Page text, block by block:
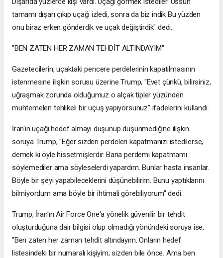
tamamı dışarı çıkıp uçağı izledi, sonra da biz indik Bu yüzden
onu biraz erken gönderdik ve uçak değiştirdik" dedi.
"BEN ZATEN HER ZAMAN TEHDİT ALTINDAYIM"
Gazetecilerin, uçaktaki pencere perdelerinin kapatılmasının
istenmesine ilişkin sorusu üzerine Trump, "Evet çünkü, bilirsiniz,
uğraşmak zorunda olduğumuz o alçak tipler yüzünden
muhtemelen tehlikeli bir uçuş yapıyorsunuz" ifadelerini kullandı.
İran'ın uçağı hedef almayı düşünüp düşünmediğine ilişkin
soruya Trump, "Eğer sizden perdeleri kapatmanızı istedilerse,
demek ki öyle hissetmişlerdir. Bana perdemi kapatmamı
söylemediler ama söyleselerdi yapardım. Bunlar hasta insanlar.
Böyle bir şeyi yapabileceklerini düşünebilirim. Bunu yaptıklarını
bilmiyordum ama böyle bir ihtimali görebiliyorum" dedi.
Trump, İran'ın Air Force One'a yönelik güvenilir bir tehdit
oluşturduğuna dair bilgisi olup olmadığı yönündeki soruya ise,
"Ben zaten her zaman tehdit altındayım. Onların hedef
listesindeki bir numaralı kişiyim; sizden bile önce. Ama ben